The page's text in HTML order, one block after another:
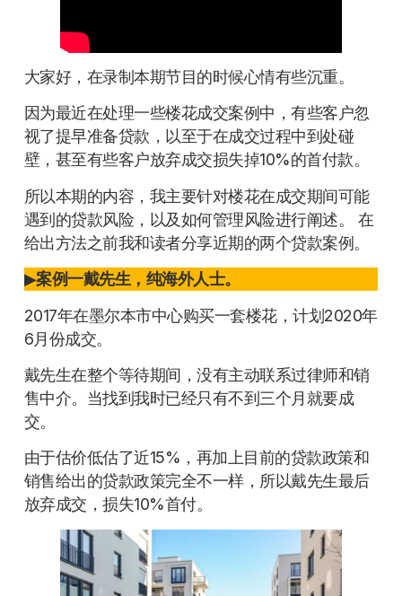
大家好，在录制本期节目的时候心情有些沉重。
因为最近在处理一些楼花成交案例中，有些客户忽
视了提早准备贷款，以至于在成交过程中到处碰
壁，甚至有些客户放弃成交损失掉10%的首付款。
所以本期的内容，我主要针对楼花在成交期间可能
遇到的贷款风险，以及如何管理风险进行阐述。 在
给出方法之前我和读者分享近期的两个贷款案例。
▶案例一戴先生，纯海外人士。
2017年在墨尔本市中心购买一套楼花，计划2020年
6月份成交。
戴先生在整个等待期间，没有主动联系过律师和销
售中介。当找到我时已经只有不到三个月就要成
交。
由于估价低估了近15%，再加上目前的贷款政策和
销售给出的贷款政策完全不一样，所以戴先生最后
放弃成交，损失10%首付。